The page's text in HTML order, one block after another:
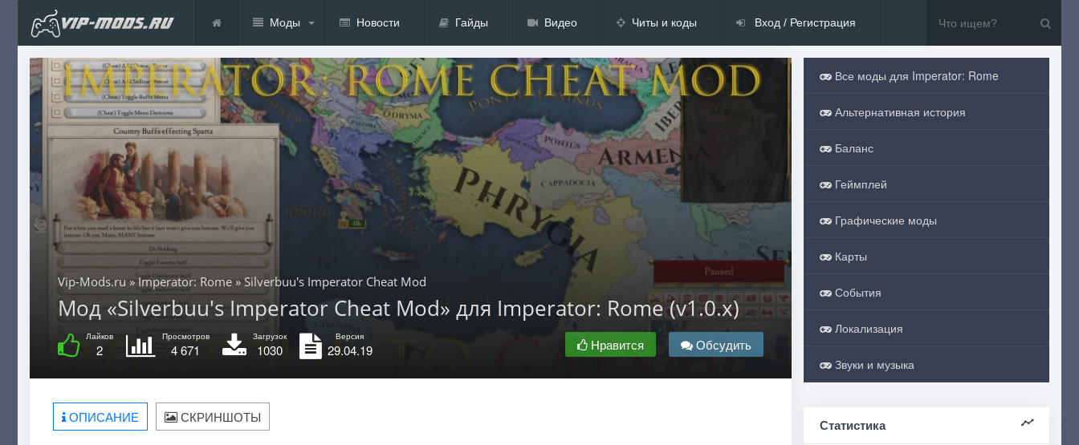
Моды Новости Гайды Видео Читы и коды Вход / Регистрация
Vip-Mods.ru »Imperator: Rome» Silverbuu's Imperator Cheat Mod
Мод «Silverbuu's Imperator Cheat Mod» для Imperator: Rome (v1.0.x)
Лайков
2
Просмотров
4 671
Загрузок
1030
Версия
29.04.19 Нравится Обсудить
ОПИСАНИЕ СКРИНШОТЫ
Все моды для Imperator: Rome
Альтернативная история
Баланс
Геймплей
Графические моды
Карты
События
Локализация
Звуки и музыка
Статистика